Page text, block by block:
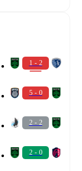
1 - 2
5 - 0
2 - 2
2 - 0